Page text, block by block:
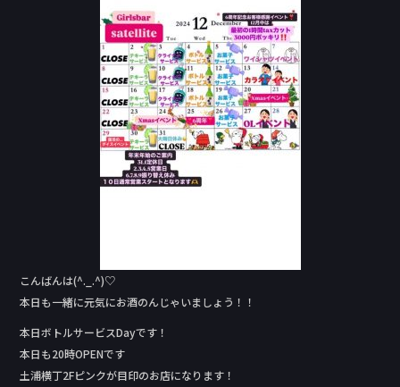
こんばんは(^._.^)♡
本日も一緒に元気にお酒のんじゃいましょう！！
本日ボトルサービスDay‬です！
本日も20時OPENです
土浦横丁2Fピンクが目印のお店になります！